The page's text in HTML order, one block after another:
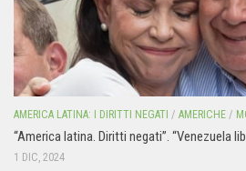
AMERICA LATINA: I DIRITTI NEGATI / AMERICHE /
“America latina. Diritti negati”. “Venezuela
1 DIC, 2024